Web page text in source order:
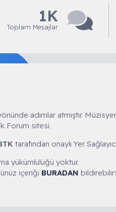
1K
Toplam Mesajlar
adımlar atmıştır.
Forum sitesi.
tarafından onaylı Yer
yükümlülüğü yoktur.
içeriği BURADAN